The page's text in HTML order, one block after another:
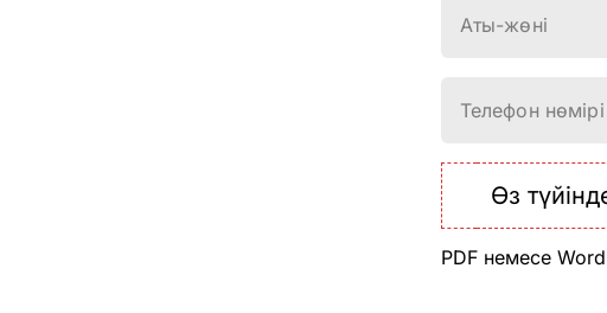
Аты-жөні
Телефон
Өз
PDF немесе